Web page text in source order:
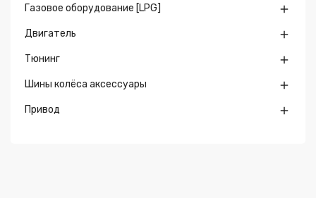
Газовое оборудование [LPG] 
Двигатель 
Тюнинг 
Шины колёса аксессуары 
Привод 